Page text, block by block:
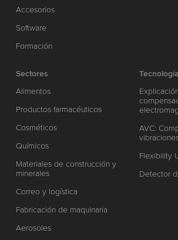
Accesorios
Software
Formación
Sectores
Alimentos
Productos farmacéuticos
Cosméticos
Químicos
Materiales de construcción y
minerales
Correo y logística
Fabricación de maquinaria
Aerosoles
Tecnología
AVC:
Flexibility
Detector